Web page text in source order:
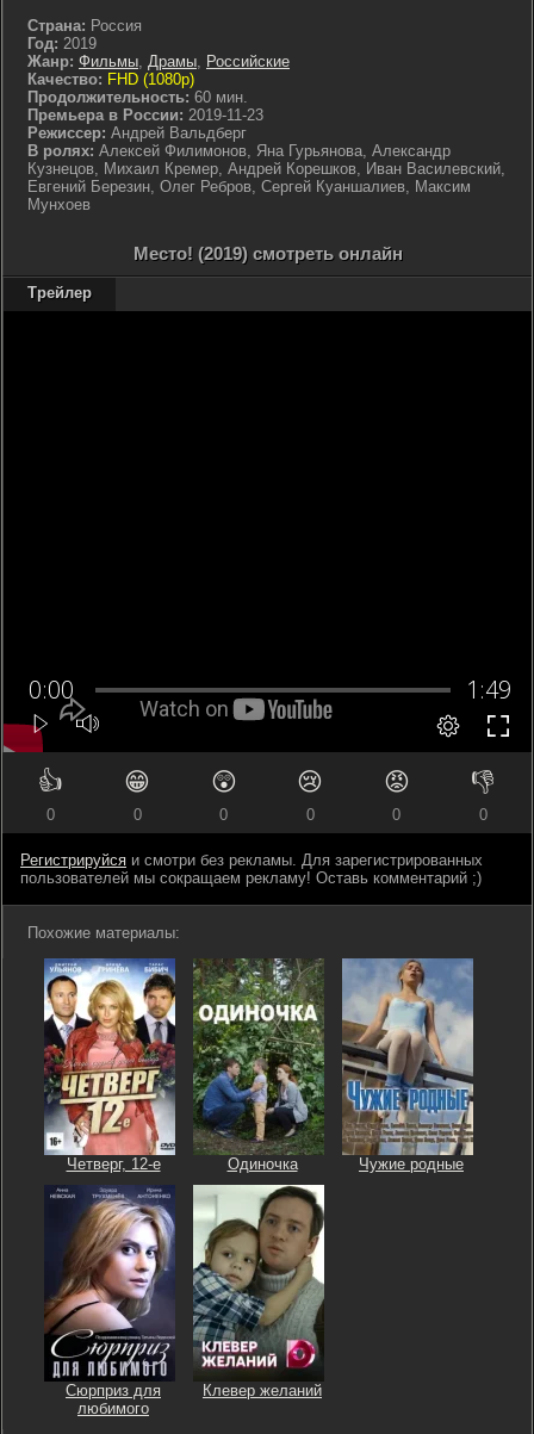
Страна: Россия
Год: 2019
Жанр: Фильмы, Драмы, Российские
Качество: FHD (1080p)
Продолжительность: 60 мин.
Премьера в России: 2019-11-23
Режиссер: Андрей Вальдберг
В ролях: Алексей Филимонов, Яна Гурьянова, Александр
Кузнецов, Михаил Кремер, Андрей Корешков, Иван Василевский,
Евгений Березин, Олег Ребров, Сергей Куаншалиев, Максим
Мунхоев
Место! (2019) смотреть онлайн
Трейлер
👍
0
😁
0
😲
0
😢
0
😡
0
👎
0
Регистрируйся и смотри без рекламы. Для зарегистрированных
пользователей мы сокращаем рекламу! Оставь комментарий ;)
Похожие материалы:
Четверг, 12-е Одиночка Чужие родные
Сюрприз для
любимого
Клевер желаний